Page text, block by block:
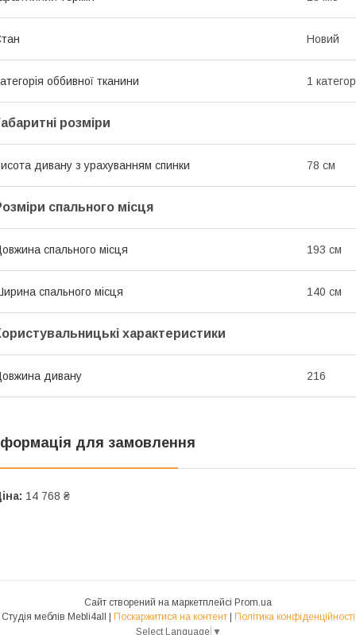
Новий
оббивної тканини 1
розміри
дивану з урахуванням спинки 78 см
спального місця
спального місця 193 см
спального місця 140 см
характеристики
дивану 216
для замовлення
14 768 ₴
Сайт створений на маркетплейсі Prom.ua
Студія меблів Mebli4all | Поскаржитися на контент | Політика конфіденційності
Select Language ▼